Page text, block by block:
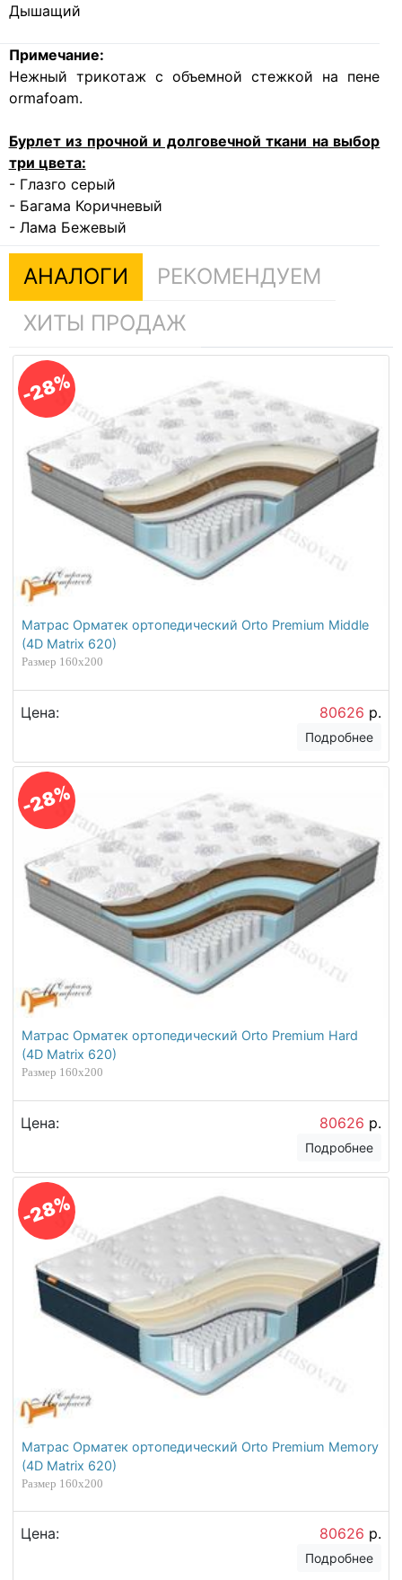
Дышащий
Примечание:
Нежный трикотаж с объемной стежкой на пене
ormafoam.
Бурлет из прочной и долговечной ткани на выбор
три цвета:
- Глазго серый
- Багама Коричневый
- Лама Бежевый
АНАЛОГИ
РЕКОМЕНДУЕМ
ХИТЫ ПРОДАЖ
-28%
Матрас Орматек ортопедический Orto Premium Middle
(4D Matrix 620)
Размер 160х200
Цена: 80626 р.
Подробнее
-28%
Матрас Орматек ортопедический Orto Premium Hard
(4D Matrix 620)
Размер 160х200
Цена: 80626 р.
Подробнее
-28%
Матрас Орматек ортопедический Orto Premium Memory
(4D Matrix 620)
Размер 160х200
Цена: 80626 р.
Подробнее